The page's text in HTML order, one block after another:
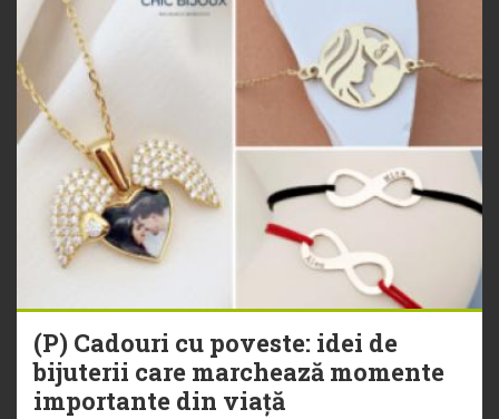
(P) Cadouri cu poveste: idei de
bijuterii care marchează momente
importante din viață